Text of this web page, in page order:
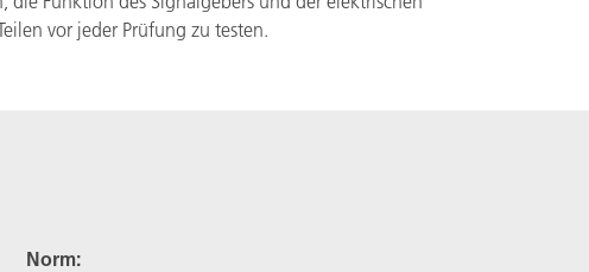
vor jeder Prüfung zu testen.
Norm: